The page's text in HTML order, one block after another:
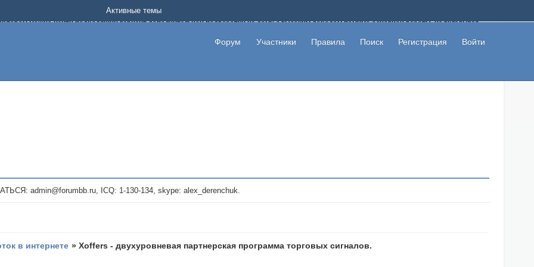
можно найти подходящий вариант дополнительной подработки на дому с высоким доходом помимо основной работы, не вкладывая
сайт не платит, то указывайте в теме что это лохотрон, чтобы другие пользователи не попались на развод. Вы сможете начать зарабатывать
Форум Участники Правила Поиск Регистрация Войти
Активные темы
ICQ: 1-130-134, skype: alex_derenchuk.
в интернете »Xoffers - двухуровневая партнерская программа торговых сигналов.